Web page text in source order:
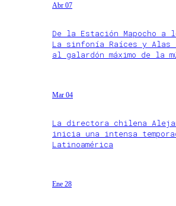
Abr 07
De la Estación Mapocho a
La sinfonía Raíces y Alas
al galardón máximo de la
Mar 04
La directora chilena
inicia una intensa
Latinoamérica
Ene 28